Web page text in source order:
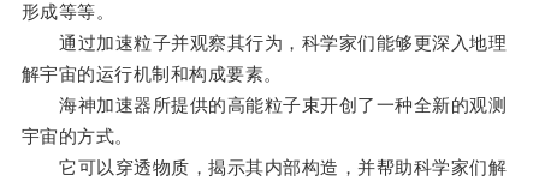
形成等等。
通过加速粒子并观察其行为，科学家们能够更深入地理
解宇宙的运行机制和构成要素。
海神加速器所提供的高能粒子束开创了一种全新的观测
宇宙的方式。
它可以穿透物质，揭示其内部构造，并帮助科学家们解